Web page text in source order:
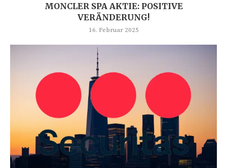
MONCLER SPA AKTIE: POSITIVE
VERÄNDERUNG!
16. Februar 2025